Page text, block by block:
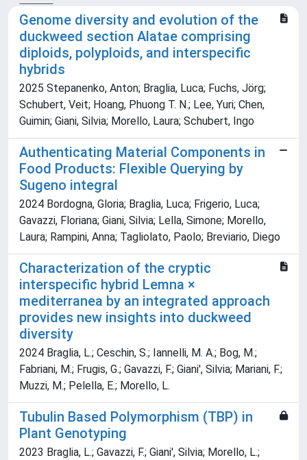
Genome diversity and evolution of the
duckweed section Alatae comprising
diploids, polyploids, and interspecific
hybrids
2025 Stepanenko, Anton; Braglia, Luca; Fuchs, Jörg;
Schubert, Veit; Hoang, Phuong T. N.; Lee, Yuri; Chen,
Guimin; Giani, Silvia; Morello, Laura; Schubert, Ingo
Authenticating Material Components in
Food Products: Flexible Querying by
Sugeno integral
2024 Bordogna, Gloria; Braglia, Luca; Frigerio, Luca;
Gavazzi, Floriana; Giani, Silvia; Lella, Simone; Morello,
Laura; Rampini, Anna; Tagliolato, Paolo; Breviario, Diego
Characterization of the cryptic
interspecific hybrid Lemna ×
mediterranea by an integrated approach
provides new insights into duckweed
diversity
2024 Braglia, L.; Ceschin, S.; Iannelli, M. A.; Bog, M.;
Fabriani, M.; Frugis, G.; Gavazzi, F.; Giani', Silvia; Mariani, F.;
Muzzi, M.; Pelella, E.; Morello, L.
Tubulin Based Polymorphism (TBP) in
Plant Genotyping
2023 Braglia, L.; Gavazzi, F.; Giani', Silvia; Morello, L.;